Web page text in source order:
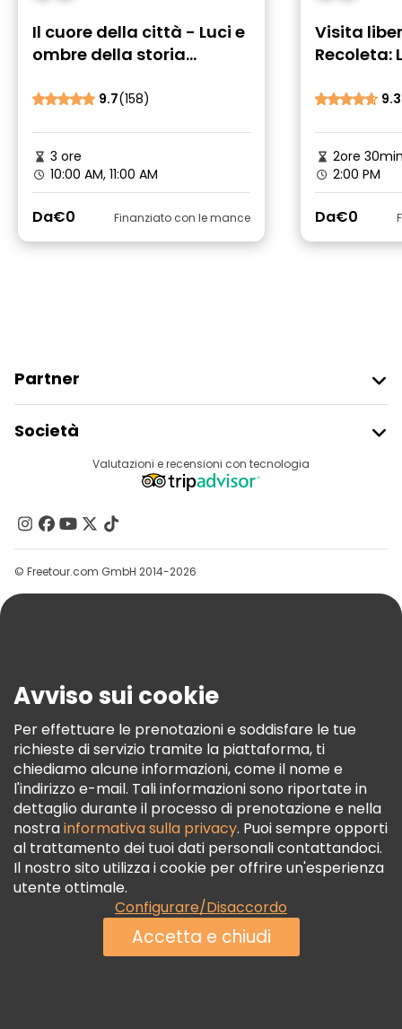
Il cuore della città - Luci e
ombre della storia
9.7(158)
3 ore
10:00 AM, 11:00 AM
Da€0 Finanziato con le mance
Visita
Recoleta:
9.3
2ore
2:00 PM
Da€0
Partner
Accesso Del Fornitore
Programma Di Affiliazione
Società
Destinazioni
Contattaci
Gruppi
Aiuto
Termini E Condizioni
Informativa Sui Cookie
Freetour Premi
Programma Di Fidelizzazione
Valutazioni e recensioni con tecnologia
© Freetour.com GmbH 2014-2026
Avviso sui cookie
Per effettuare le prenotazioni e soddisfare le tue
richieste di servizio tramite la piattaforma, ti
chiediamo alcune informazioni, come il nome e
l'indirizzo e-mail. Tali informazioni sono riportate in
dettaglio durante il processo di prenotazione e nella
nostrainformativa sulla privacy. Puoi sempre opporti
al trattamento dei tuoi dati personali contattandoci.
Il nostro sito utilizza i cookie per offrire un'esperienza
utente ottimale.
Configurare/Disaccordo
Accetta e chiudi